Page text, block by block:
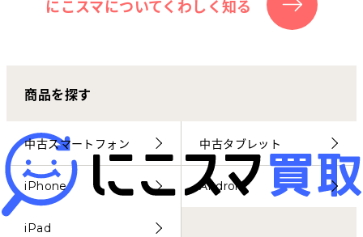
お客さまの声
にこスマ通信
マイページ
にこスマについてくわしく知る
商品を探す
中古スマートフォン 中古タブレット
iPhone Android
iPad